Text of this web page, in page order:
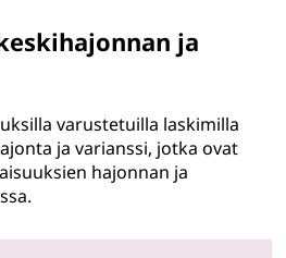
ja
varustetuilla laskimilla
ja varianssi, jotka ovat
hajonnan ja